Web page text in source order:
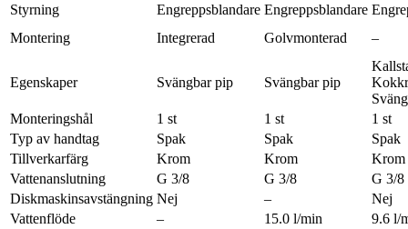
Styrning
Engreppsblandare Engreppsblandare
Montering
Integrerad Golvmonterad –
Egenskaper Svängbar pip Svängbar pip
Monteringshål
1 st 1 st
1 st
Typ av handtag
Spak Spak
Spak
Tillverkarfärg
Krom Krom
Krom
Vattenanslutning
G 3/8 G 3/8
G 3/8
Diskmaskinsavstängning Nej –
Nej
Vattenflöde
– 15.0 l/min
9.6 l/